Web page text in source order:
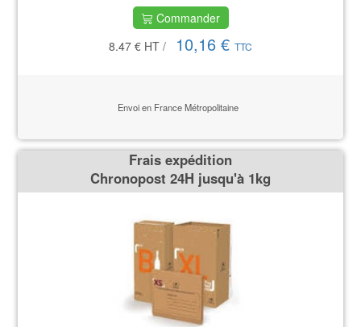
Commander
8.47 € HT / 10,16 € TTC
Envoi en France Métropolitaine
Frais expédition
Chronopost 24H jusqu'à 1kg